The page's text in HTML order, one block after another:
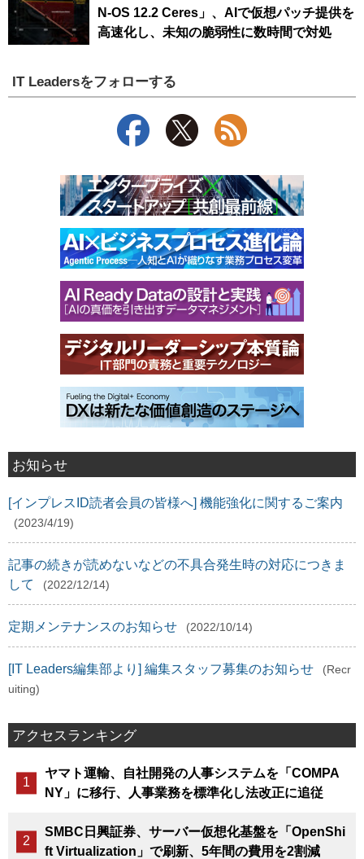
N-OS 12.2 Ceres」、AIで仮想パッチ提供を
高速化し、未知の脆弱性に数時間で対処
IT Leadersをフォローする
お知らせ
[インプレスID読者会員の皆様へ] 機能強化に関するご案内
(2023/4/19)
記事の続きが読めないなどの不具合発生時の対応につきま
して
(2022/12/14)
定期メンテナンスのお知らせ (2022/10/14)
[IT Leaders編集部より] 編集スタッフ募集のお知らせ
(Recr
uiting)
アクセスランキング
ヤマト運輸、自社開発の人事システムを「COMPA
NY」に移行、人事業務を標準化し法改正に追従
SMBC日興証券、サーバー仮想化基盤を「OpenShi
ft Virtualization」で刷新、5年間の費用を2割減